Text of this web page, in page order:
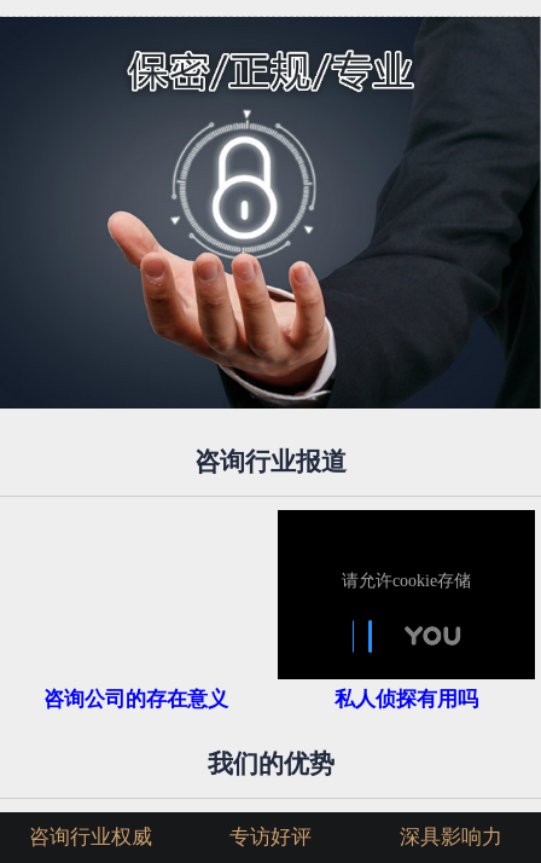
咨询行业报道
咨询公司的存在意义 私人侦探有用吗
我们的优势
咨询行业权威 专访好评 深具影响力